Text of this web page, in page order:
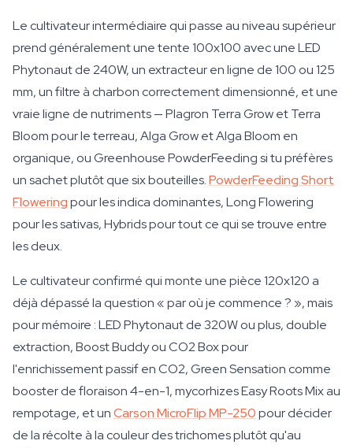
Le cultivateur intermédiaire qui passe au niveau supérieur
prend généralement une tente 100x100 avec une LED
Phytonaut de 240W, un extracteur en ligne de 100 ou 125
mm, un filtre à charbon correctement dimensionné, et une
vraie ligne de nutriments — Plagron Terra Grow et Terra
Bloom pour le terreau, Alga Grow et Alga Bloom en
organique, ou Greenhouse PowderFeeding si tu préfères
un sachet plutôt que six bouteilles.PowderFeeding Short
Floweringpour les indica dominantes, Long Flowering
pour les sativas, Hybrids pour tout ce qui se trouve entre
les deux.
Le cultivateur confirmé qui monte une pièce 120x120 a
déjà dépassé la question « par où je commence ? », mais
pour mémoire : LED Phytonaut de 320W ou plus, double
extraction, Boost Buddy ou CO2 Box pour
l'enrichissement passif en CO2, Green Sensation comme
booster de floraison 4-en-1, mycorhizes Easy Roots Mix au
rempotage, et unCarson MicroFlip MP-250pour décider
de la récolte à la couleur des trichomes plutôt qu'au